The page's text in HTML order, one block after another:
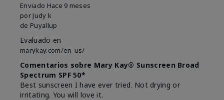
Enviado Hace 9 meses
por Judy k
de Puyallup
Evaluado en
marykay.com/en-us/
Comentarios sobre Mary Kay® Sunscreen Broad
Spectrum SPF 50*
Best sunscreen I have ever tried. Not drying or
irritating. You will love it.